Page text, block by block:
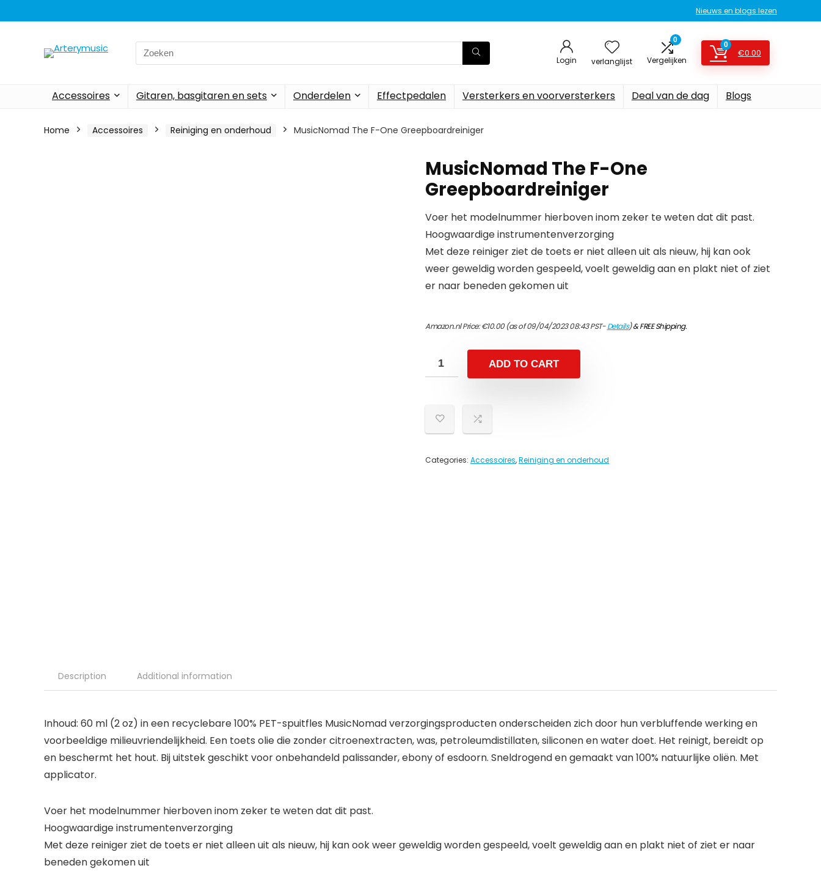
Nieuws en blogs lezen
Search
for:
Login verlanglijst
0
Vergelijken
0
€0.00
Accessoires Gitaren, basgitaren en sets Onderdelen Effectpedalen Versterkers en voorversterkers Deal van de dag Blogs
Home Accessoires Reiniging en onderhoud MusicNomad The F-One Greepboardreiniger
MusicNomad The F-One
Greepboardreiniger
Voer het modelnummer hierboven inom zeker te weten dat dit past.
Hoogwaardige instrumentenverzorging
Met deze reiniger ziet de toets er niet alleen uit als nieuw, hij kan ook
weer geweldig worden gespeeld, voelt geweldig aan en plakt niet of ziet
er naar beneden gekomen uit
Amazon.nl Price:€10.00(as of 09/04/2023 08:43 PST-Details)&FREE Shipping.
ADD TO CART
Categories: Accessoires,Reiniging en onderhoud
Description Additional information
Inhoud: 60 ml (2 oz) in een recyclebare 100% PET-spuitfles MusicNomad verzorgingsproducten onderscheiden zich door hun verbluffende werking en
voorbeeldige milieuvriendelijkheid. Een toets olie die zonder citroenextracten, was, petroleumdistillaten, siliconen en water doet. Het reinigt, bereidt op
en beschermt het hout. Bij uitstek geschikt voor onbehandeld palissander, ebony of esdoorn. Sneldrogend en gemaakt van 100% natuurlijke oliën. Met
applicator.
Voer het modelnummer hierboven inom zeker te weten dat dit past.
Hoogwaardige instrumentenverzorging
Met deze reiniger ziet de toets er niet alleen uit als nieuw, hij kan ook weer geweldig worden gespeeld, voelt geweldig aan en plakt niet of ziet er naar
beneden gekomen uit